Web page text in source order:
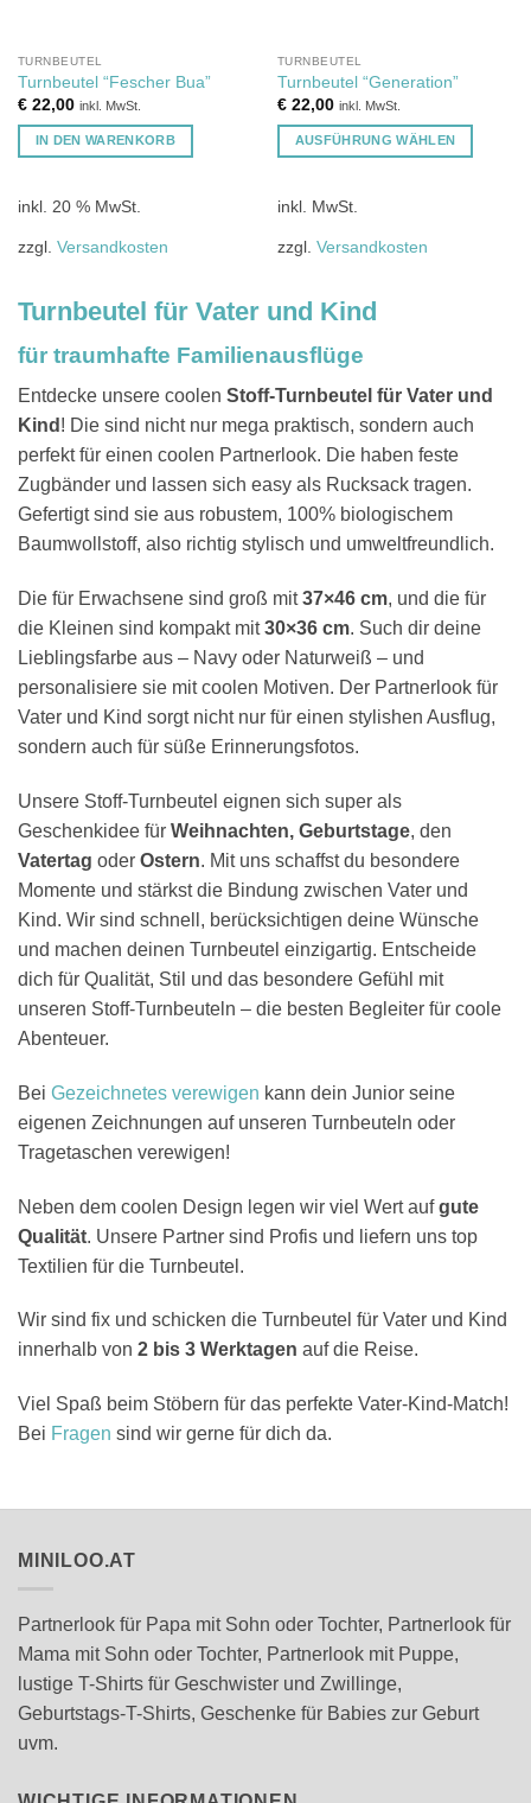
TURNBEUTEL
Turnbeutel “Fescher Bua”
€22,00 inkl. MwSt.
IN DEN WARENKORB
inkl. 20 % MwSt.
zzgl. Versandkosten
TURNBEUTEL
Turnbeutel “Generation”
€22,00 inkl. MwSt.
AUSFÜHRUNG WÄHLEN
weist
mehrere
Die
Optionen
können
auf
der
gewählt
werden
inkl. MwSt.
zzgl. Versandkosten
Turnbeutel für Vater und Kind
für traumhafte Familienausflüge
Entdecke unsere coolen Stoff-Turnbeutel für Vater und
Kind ! Die sind nicht nur mega praktisch, sondern auch
perfekt für einen coolen Partnerlook. Die haben feste
Zugbänder und lassen sich easy als Rucksack tragen.
Gefertigt sind sie aus robustem, 100% biologischem
Baumwollstoff, also richtig stylisch und umweltfreundlich.
Die für Erwachsene sind groß mit37×46 cm, und die für
die Kleinen sind kompakt mit30×36 cm. Such dir deine
Lieblingsfarbe aus – Navy oder Naturweiß – und
personalisiere sie mit coolen Motiven. Der Partnerlook für
Vater und Kind sorgt nicht nur für einen stylishen Ausflug,
sondern auch für süße Erinnerungsfotos.
Unsere Stoff-Turnbeutel eignen sich super als
Geschenkidee für Weihnachten, Geburtstage, den
Vatertag oder Ostern. Mit uns schaffst du besondere
Momente und stärkst die Bindung zwischen Vater und
Kind. Wir sind schnell, berücksichtigen deine Wünsche
und machen deinen Turnbeutel einzigartig. Entscheide
dich für Qualität, Stil und das besondere Gefühl mit
unseren Stoff-Turnbeuteln – die besten Begleiter für coole
Abenteuer.
Bei Gezeichnetes verewigen kann dein Junior seine
eigenen Zeichnungen auf unseren Turnbeuteln oder
Tragetaschen verewigen!
Neben dem coolen Design legen wir viel Wert aufgute
Qualität. Unsere Partner sind Profis und liefern uns top
Textilien für die Turnbeutel.
Wir sind fix und schicken die Turnbeutel für Vater und Kind
innerhalb von 2 bis 3 Werktagen auf die Reise.
Viel Spaß beim Stöbern für das perfekte Vater-Kind-Match!
Bei Fragen sind wir gerne für dich da.
MINILOO.AT
Partnerlook für Papa mit Sohn oder Tochter, Partnerlook für
Mama mit Sohn oder Tochter, Partnerlook mit Puppe,
lustige T-Shirts für Geschwister und Zwillinge,
Geburtstags-T-Shirts, Geschenke für Babies zur Geburt
uvm.